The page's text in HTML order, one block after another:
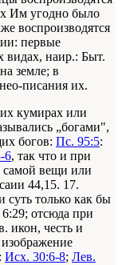
Им угодно было
воспроизводятся
первые
видах, наир.: Быт.
земле; в
писания их.
кумирах или
„богами",
богов: Пс. 95:5:
6, так что и при
самой вещи или
44,15. 17.
только как бы
отсюда при
икон, честь и
Исх. 30:6-8; Лев.